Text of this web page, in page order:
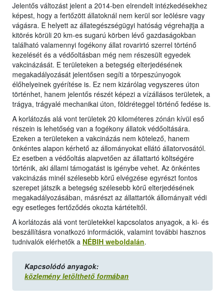
Jelentős változást jelent a 2014-ben elrendelt intézkedésekhez
képest, hogy a fertőzött állatoknál nem kerül sor leölésre vagy
vágásra. E helyett az állategészségügyi hatóság végrehajtja a
kitörés körüli 20 km-es sugarú körben lévő gazdaságokban
található valamennyi fogékony állat rovarirtó szerrel történő
kezelését és a védőoltásban még nem részesült egyedek
vakcinázását. E területeken a betegség elterjedésének
megakadályozását jelentősen segíti a törpeszúnyogok
élőhelyeinek gyérítése is. Ez nem kizárólag vegyszeres úton
történhet, hanem jelentős részét képezi a vízállásos területek, a
trágya, trágyalé mechanikai úton, földréteggel történő fedése is.
A korlátozás alá vont területek 20 kilométeres zónán kívül eső
részein is lehetőség van a fogékony állatok védőoltására.
Ezeken a területeken a vakcinázás nem kötelező, hanem
önkéntes alapon kérhető az állományokat ellátó állatorvosától.
Ez esetben a védőoltás alapvetően az állattartó költségére
történik, aki állami támogatást is igénybe vehet. Az önkéntes
vakcinázás minél szélesebb körű elvégzése egyrészt fontos
szerepet játszik a betegség szélesebb körű elterjedésének
megakadályozásában, másrészt az állattartók állományait védi
egy esetleges fertőződés okozta kártételtől.
A korlátozás alá vont területekkel kapcsolatos anyagok, a ki- és
beszállításra vonatkozó információk, valamint további hasznos
tudnivalók elérhetők a NÉBIH weboldalán.
Kapcsolódó anyagok:
közlemény letölthető formában